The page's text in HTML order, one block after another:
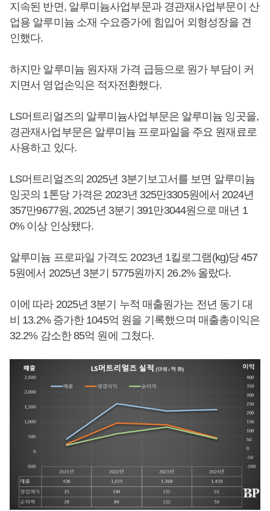
지속된 반면, 알루미늄사업부문과 경관재사업부문이 산
업용 알루미늄 소재 수요증가에 힘입어 외형성장을 견
인했다.
하지만 알루미늄 원자재 가격 급등으로 원가 부담이 커
지면서 영업손익은 적자전환했다.
LS머트리얼즈의 알루미늄사업부문은 알루미늄 잉곳을,
경관재사업부문은 알루미늄 프로파일을 주요 원재료로
사용하고 있다.
LS머트리얼즈의 2025년 3분기보고서를 보면 알루미늄
잉곳의 1톤당 가격은 2023년 325만3305원에서 2024년
357만9677원, 2025년 3분기 391만3044원으로 매년 1
0% 이상 인상됐다.
알루미늄 프로파일 가격도 2023년 1킬로그램(kg)당 457
5원에서 2025년 3분기 5775원까지 26.2% 올랐다.
이에 따라 2025년 3분기 누적 매출원가는 전년 동기 대
비 13.2% 증가한 1045억 원을 기록했으며 매출총이익은
32.2% 감소한 85억 원에 그쳤다.